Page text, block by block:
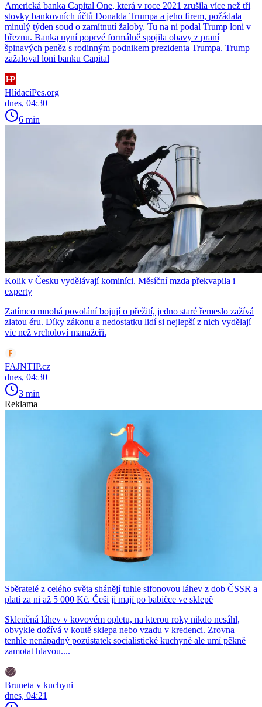
Americká banka Capital One, která v roce 2021 zrušila více než tři
stovky bankovních účtů Donalda Trumpa a jeho firem, požádala
minulý týden soud o zamítnutí žaloby. Tu na ni podal Trump loni v
březnu. Banka nyní poprvé formálně spojila obavy z praní
špinavých peněz s rodinným podnikem prezidenta Trumpa. Trump
zažaloval loni banku Capital
HlídacíPes.org
dnes, 04:30
6 min
Kolik v Česku vydělávají kominíci. Měsíční mzda překvapila i
experty
Zatímco mnohá povolání bojují o přežití, jedno staré řemeslo zažívá
zlatou éru. Díky zákonu a nedostatku lidí si nejlepší z nich vydělají
víc než vrcholoví manažeři.
FAJNTIP.cz
dnes, 04:30
3 min
Reklama
Sběratelé z celého světa shánějí tuhle sifonovou láhev z dob ČSSR a
platí za ni až 5 000 Kč. Češi ji mají po babičce ve sklepě
Skleněná láhev v kovovém opletu, na kterou roky nikdo nesáhl,
obvykle dožívá v koutě sklepa nebo vzadu v kredenci. Zrovna
tenhle nenápadný pozůstatek socialistické kuchyně ale umí pěkně
zamotat hlavou....
Bruneta v kuchyni
dnes, 04:21